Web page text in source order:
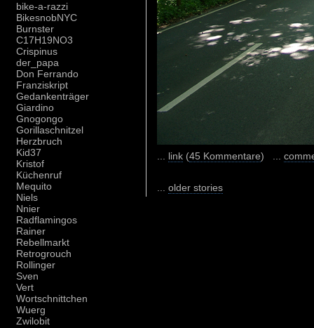
bike-a-razzi
BikesnobNYC
Burnster
C17H19NO3
Crispinus
der_papa
Don Ferrando
Franziskript
Gedankenträger
Giardino
Gnogongo
Gorillaschnitzel
Herzbruch
Kid37
Kristof
Küchenruf
Mequito
Niels
Nnier
Radflamingos
Rainer
Rebellmarkt
Retrogrouch
Rollinger
Sven
Vert
Wortschnittchen
Wuerg
Zwilobit
link (45 Kommentare) ...
older stories